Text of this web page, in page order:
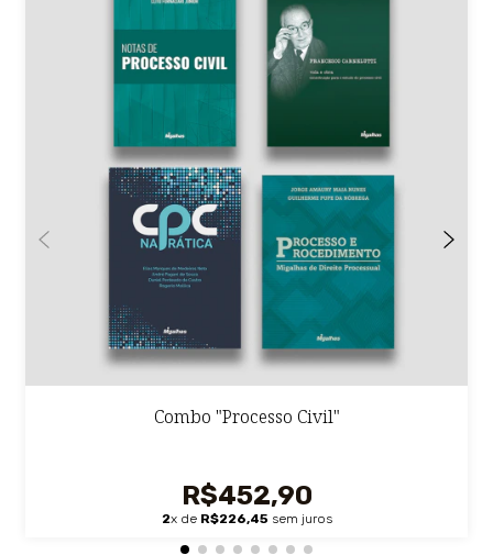
Combo "Processo Civil"
R$452,90
2x de R$226,45 sem juros